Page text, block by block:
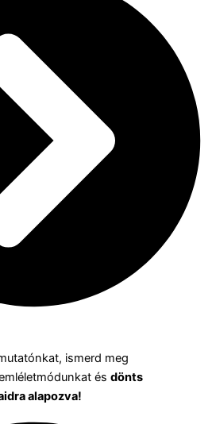
ismerd meg
és dönts
alapozva!